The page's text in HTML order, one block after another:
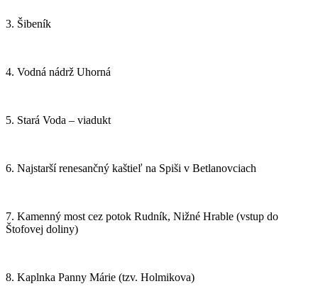
3. Šibeník
4. Vodná nádrž Uhorná
5. Stará Voda – viadukt
6. Najstarší renesančný kaštieľ na Spiši v Betlanovciach
7. Kamenný most cez potok Rudník, Nižné Hrable (vstup do
Štofovej doliny)
8. Kaplnka Panny Márie (tzv. Holmikova)